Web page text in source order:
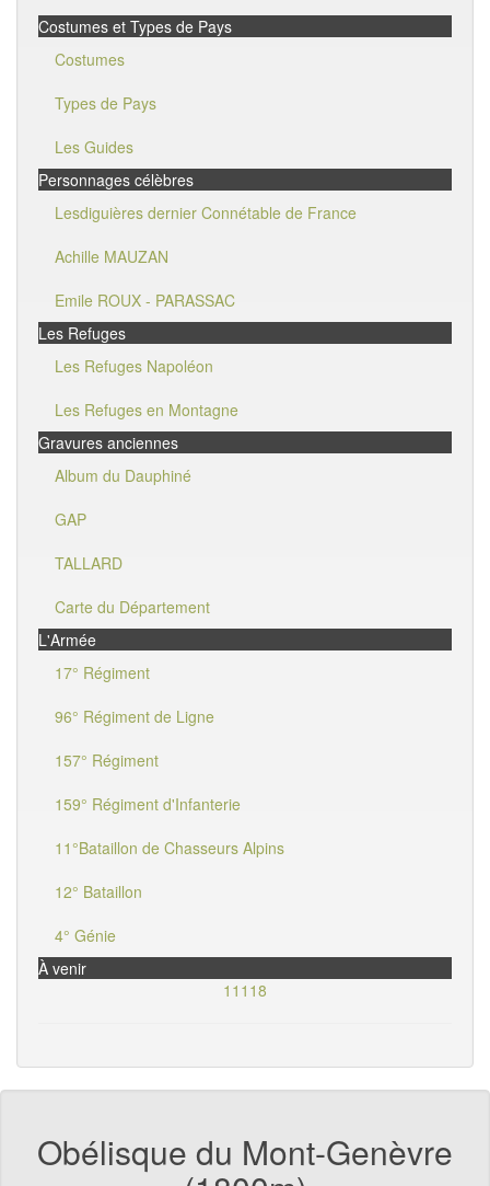
Costumes et Types de Pays
Costumes
Types de Pays
Les Guides
Personnages célèbres
Lesdiguières dernier Connétable de France
Achille MAUZAN
Emile ROUX - PARASSAC
Les Refuges
Les Refuges Napoléon
Les Refuges en Montagne
Gravures anciennes
Album du Dauphiné
GAP
TALLARD
Carte du Département
L'Armée
17° Régiment
96° Régiment de Ligne
157° Régiment
159° Régiment d'Infanterie
11°Bataillon de Chasseurs Alpins
12° Bataillon
4° Génie
À venir
11118
Obélisque du Mont-Genèvre